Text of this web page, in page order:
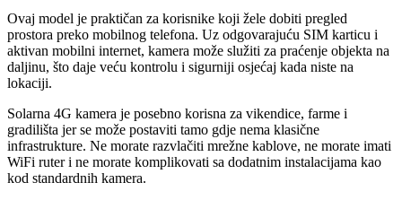
Ovaj model je praktičan za korisnike koji žele dobiti pregled
prostora preko mobilnog telefona. Uz odgovarajuću SIM karticu i
aktivan mobilni internet, kamera može služiti za praćenje objekta na
daljinu, što daje veću kontrolu i sigurniji osjećaj kada niste na
lokaciji.
Solarna 4G kamera je posebno korisna za vikendice, farme i
gradilišta jer se može postaviti tamo gdje nema klasične
infrastrukture. Ne morate razvlačiti mrežne kablove, ne morate imati
WiFi ruter i ne morate komplikovati sa dodatnim instalacijama kao
kod standardnih kamera.